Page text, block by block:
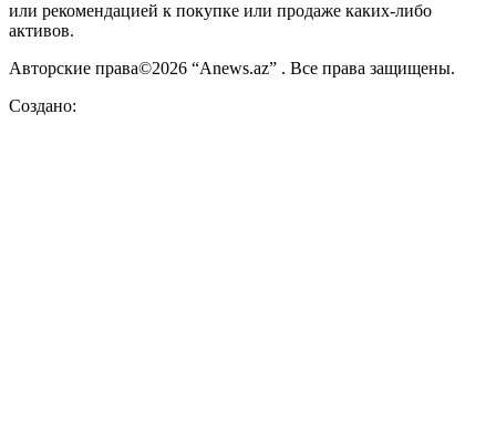
или рекомендацией к покупке или продаже каких-либо
активов.
Авторские права©2026 “Anews.az” . Все права защищены.
Создано: